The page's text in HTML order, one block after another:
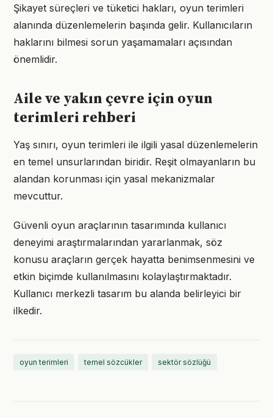
Şikayet süreçleri ve tüketici hakları, oyun terimleri
alanında düzenlemelerin başında gelir. Kullanıcıların
haklarını bilmesi sorun yaşamamaları açısından
önemlidir.
Aile ve yakın çevre için oyun
terimleri rehberi
Yaş sınırı, oyun terimleri ile ilgili yasal düzenlemelerin
en temel unsurlarından biridir. Reşit olmayanların bu
alandan korunması için yasal mekanizmalar
mevcuttur.
Güvenli oyun araçlarının tasarımında kullanıcı
deneyimi araştırmalarından yararlanmak, söz
konusu araçların gerçek hayatta benimsenmesini ve
etkin biçimde kullanılmasını kolaylaştırmaktadır.
Kullanıcı merkezli tasarım bu alanda belirleyici bir
ilkedir.
oyun terimleri temel sözcükler sektör sözlüğü